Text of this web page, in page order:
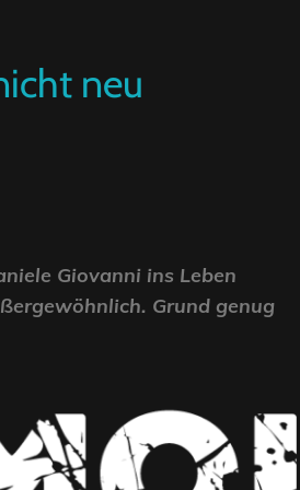
neu
Giovanni ins Leben
Grund genug